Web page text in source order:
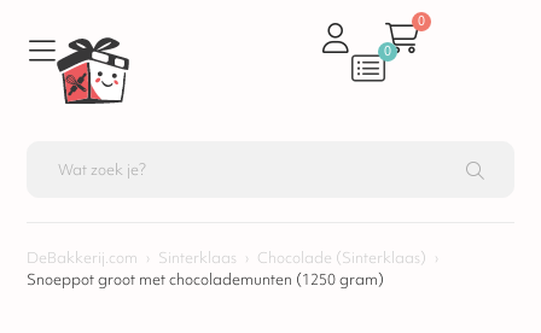
0
0
DeBakkerij.com › Sinterklaas › Chocolade (Sinterklaas) ›
Snoeppot groot met chocolademunten (1250 gram)